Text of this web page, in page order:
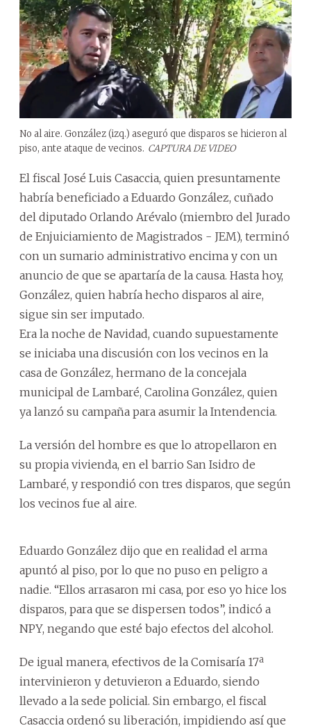
No al aire. González (izq.) aseguró que disparos se hicieron al
piso, ante ataque de vecinos. CAPTURA DE VIDEO
El fiscal José Luis Casaccia, quien presuntamente
habría beneficiado a Eduardo González, cuñado
del diputado Orlando Arévalo (miembro del Jurado
de Enjuiciamiento de Magistrados - JEM), terminó
con un sumario administrativo encima y con un
anuncio de que se apartaría de la causa. Hasta hoy,
González, quien habría hecho disparos al aire,
sigue sin ser imputado.
Era la noche de Navidad, cuando supuestamente
se iniciaba una discusión con los vecinos en la
casa de González, hermano de la concejala
municipal de Lambaré, Carolina González, quien
ya lanzó su campaña para asumir la Intendencia.
La versión del hombre es que lo atropellaron en
su propia vivienda, en el barrio San Isidro de
Lambaré, y respondió con tres disparos, que según
los vecinos fue al aire.
Eduardo González dijo que en realidad el arma
apuntó al piso, por lo que no puso en peligro a
nadie. “Ellos arrasaron mi casa, por eso yo hice los
disparos, para que se dispersen todos”, indicó a
NPY, negando que esté bajo efectos del alcohol.
De igual manera, efectivos de la Comisaría 17ª
intervinieron y detuvieron a Eduardo, siendo
llevado a la sede policial. Sin embargo, el fiscal
Casaccia ordenó su liberación, impidiendo así que